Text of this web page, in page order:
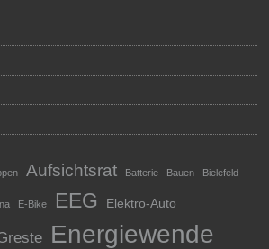
Aufsichtsrat Batterie Bauen Bielefeld
E-Bike EEG Elektro-Auto
Energiewende